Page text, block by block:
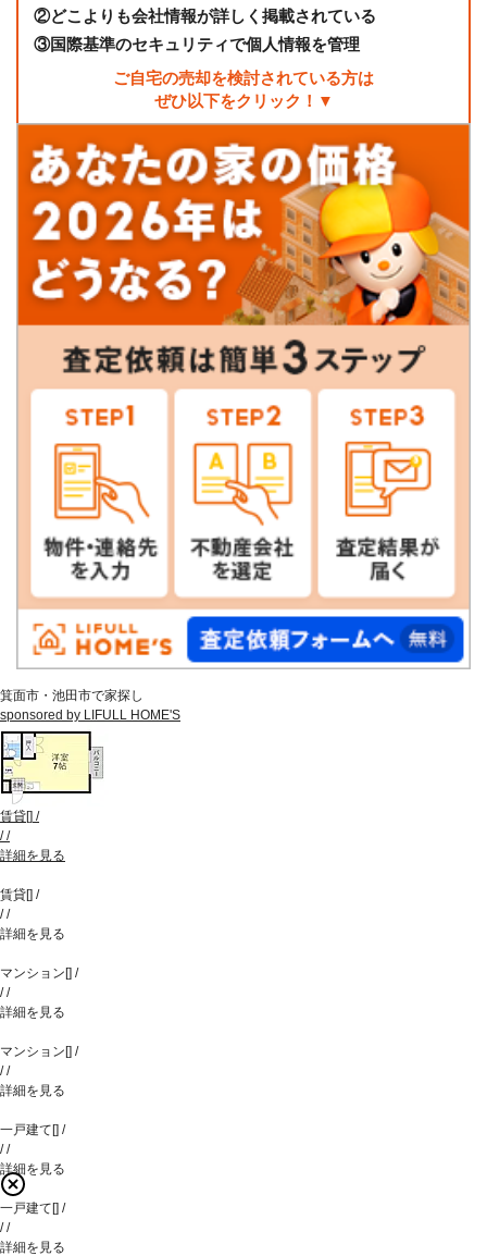
②どこよりも会社情報が詳しく掲載されている
③国際基準のセキュリティで個人情報を管理
ご自宅の売却を検討されている方は
ぜひ以下をクリック！▼
箕面市・池田市で家探し
sponsored by LIFULL HOME'S
賃貸[] /
//
詳細を見る
賃貸[] /
//
詳細を見る
マンション[] /
//
詳細を見る
マンション[] /
//
詳細を見る
一戸建て[] /
//
詳細を見る
一戸建て[] /
//
詳細を見る